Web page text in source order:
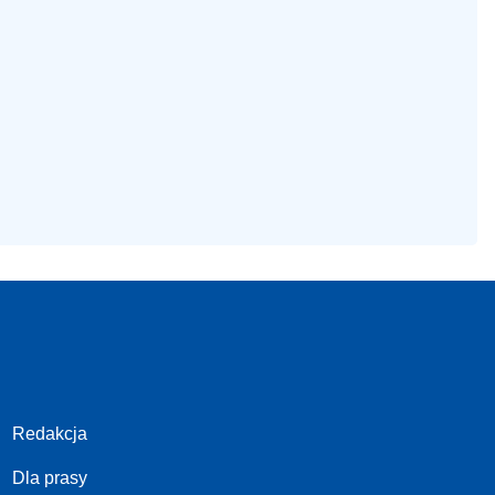
Redakcja
Dla prasy